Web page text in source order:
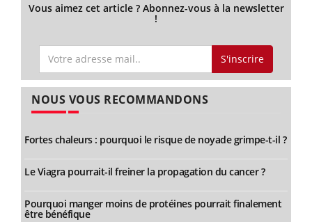
Vous aimez cet article ? Abonnez-vous à la newsletter
!
S'inscrire
NOUS VOUS RECOMMANDONS
Fortes chaleurs : pourquoi le risque de noyade grimpe-t-il ?
Le Viagra pourrait-il freiner la propagation du cancer ?
Pourquoi manger moins de protéines pourrait finalement
être bénéfique